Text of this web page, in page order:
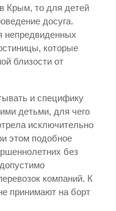
Крым, то для детей
досуга.
непредвиденных
которые
близости от
и специфику
детьми, для чего
исключительно
этом подобное
без
компаний. К
принимают на борт